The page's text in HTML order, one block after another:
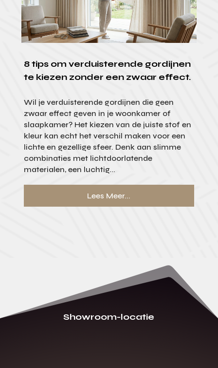
8 tips om verduisterende gordijnen
te kiezen zonder een zwaar effect.
Wil je verduisterende gordijnen die geen
zwaar effect geven in je woonkamer of
slaapkamer? Het kiezen van de juiste stof en
kleur kan echt het verschil maken voor een
lichte en gezellige sfeer. Denk aan slimme
combinaties met lichtdoorlatende
materialen, een luchtig...
Lees Meer...
Showroom-locatie